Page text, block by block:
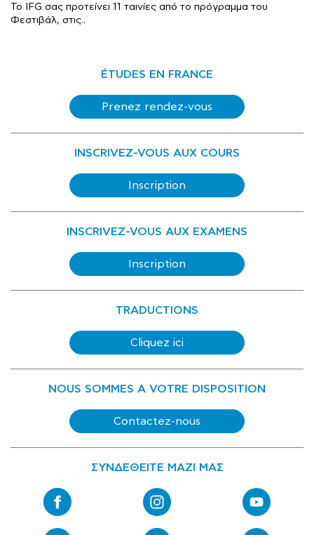
Το IFG σας προτείνει 11 ταινίες από το πρόγραμμα του
Φεστιβάλ, στις..
ÉTUDES EN FRANCE
Prenez rendez-vous
INSCRIVEZ-VOUS AUX COURS
Inscription
INSCRIVEZ-VOUS AUX EXAMENS
Inscription
TRADUCTIONS
Cliquez ici
NOUS SOMMES A VOTRE DISPOSITION
Contactez-nous
ΣΥΝΔΕΘΕΙΤΕ ΜΑΖΙ ΜΑΣ